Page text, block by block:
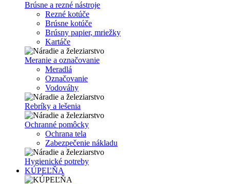
Brúsne a rezné nástroje
Rezné kotúče
Brúsne kotúče
Brúsny papier, mriežky
Kartáče
Meranie a označovanie
Meradlá
Označovanie
Vodováhy
Rebríky a lešenia
Ochranné pomôcky
Ochrana tela
Zabezpečenie nákladu
Hygienické potreby
KÚPEĽŇA